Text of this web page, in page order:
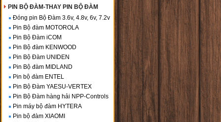
PIN BỘ ĐÀM-THAY PIN BỘ ĐÀM
Đóng pin Bộ Đàm 3.6v, 4.8v, 6v, 7.2v
Pin Bộ đàm MOTOROLA
Pin Bộ Đàm iCOM
Pin Bộ đàm KENWOOD
Pin Bộ Đàm UNIDEN
Pin Bộ đàm MIDLAND
Pin bộ đàm ENTEL
Pin Bộ Đàm YAESU-VERTEX
Pin Bộ Đàm hàng hải NPP-Controls
Pin máy bộ đàm HYTERA
Pin bộ đàm XIAOMI